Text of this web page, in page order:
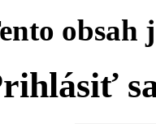
obsah